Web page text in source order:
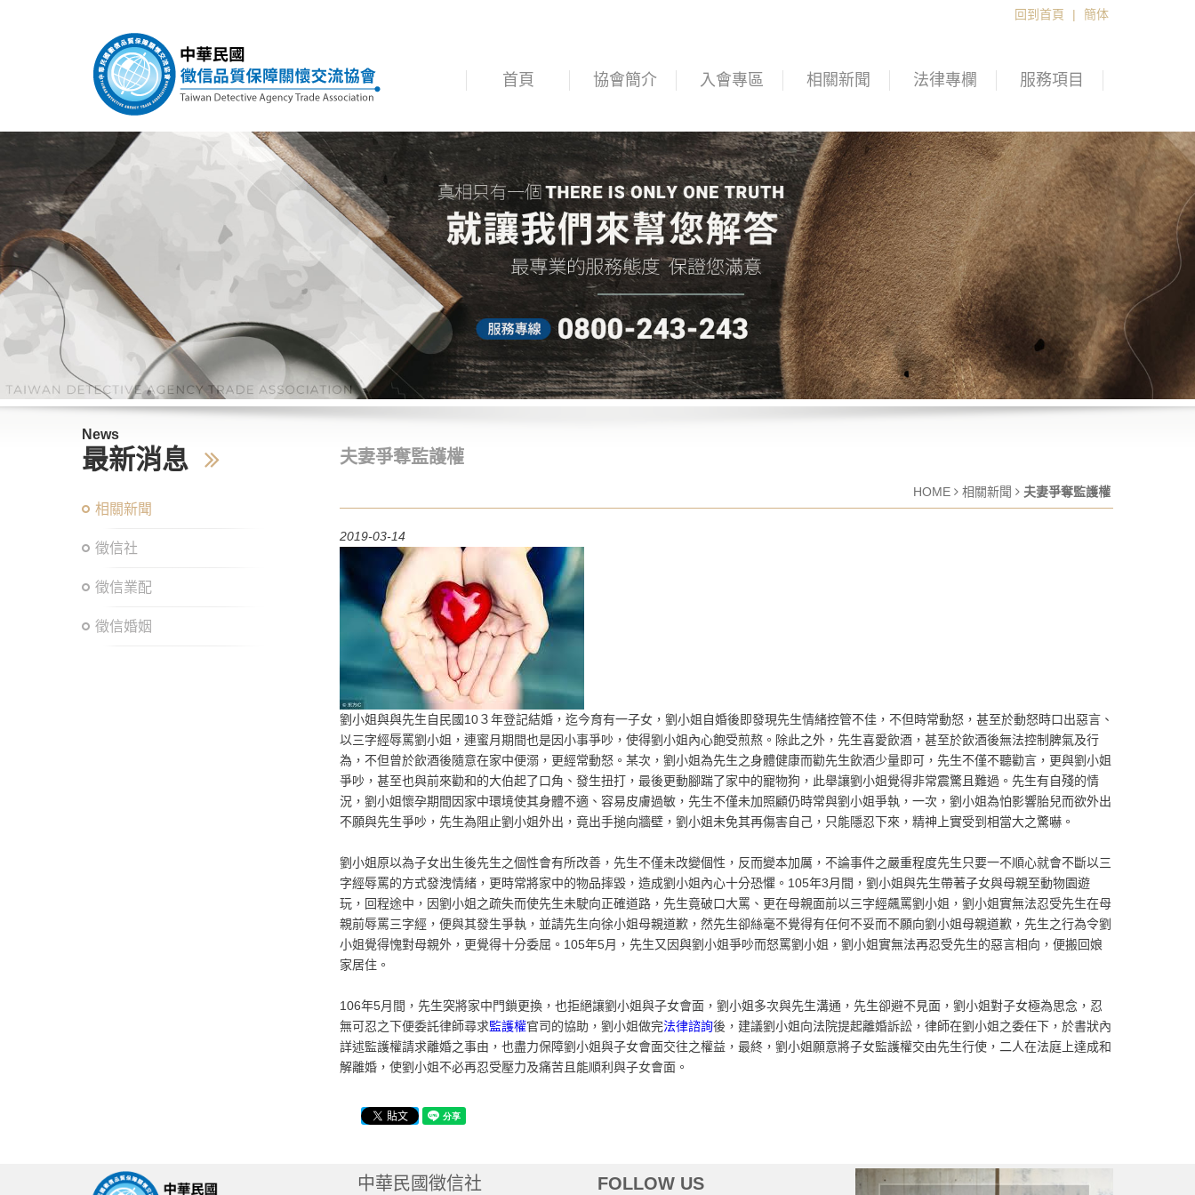
回到首頁 | 簡体
首頁 協會簡介 入會專區 相關新聞 法律專欄 服務項目
News
最新消息
相關新聞
徵信社
徵信業配
徵信婚姻
夫妻爭奪監護權
HOME 相關新聞 夫妻爭奪監護權
2019-03-14
劉小姐與與先生自民國10３年登記結婚，迄今育有一子女，劉小姐自婚後即發現先生情緒控管不佳，不但時常動怒，甚至於動怒時口出惡言、
以三字經辱罵劉小姐，連蜜月期間也是因小事爭吵，使得劉小姐內心飽受煎熬。除此之外，先生喜愛飲酒，甚至於飲酒後無法控制脾氣及行
為，不但曾於飲酒後隨意在家中便溺，更經常動怒。某次，劉小姐為先生之身體健康而勸先生飲酒少量即可，先生不僅不聽勸言，更與劉小姐
爭吵，甚至也與前來勸和的大伯起了口角、發生扭打，最後更動腳踹了家中的寵物狗，此舉讓劉小姐覺得非常震驚且難過。先生有自殘的情
況，劉小姐懷孕期間因家中環境使其身體不適、容易皮膚過敏，先生不僅未加照顧仍時常與劉小姐爭執，一次，劉小姐為怕影響胎兒而欲外出
不願與先生爭吵，先生為阻止劉小姐外出，竟出手搥向牆壁，劉小姐未免其再傷害自己，只能隱忍下來，精神上實受到相當大之驚嚇。
劉小姐原以為子女出生後先生之個性會有所改善，先生不僅未改變個性，反而變本加厲，不論事件之嚴重程度先生只要一不順心就會不斷以三
字經辱罵的方式發洩情緒，更時常將家中的物品摔毀，造成劉小姐內心十分恐懼。105年3月間，劉小姐與先生帶著子女與母親至動物園遊
玩，回程途中，因劉小姐之疏失而使先生未駛向正確道路，先生竟破口大罵、更在母親面前以三字經飆罵劉小姐，劉小姐實無法忍受先生在母
親前辱罵三字經，便與其發生爭執，並請先生向徐小姐母親道歉，然先生卻絲毫不覺得有任何不妥而不願向劉小姐母親道歉，先生之行為令劉
小姐覺得愧對母親外，更覺得十分委屈。105年5月，先生又因與劉小姐爭吵而怒罵劉小姐，劉小姐實無法再忍受先生的惡言相向，便搬回娘
家居住。
106年5月間，先生突將家中門鎖更換，也拒絕讓劉小姐與子女會面，劉小姐多次與先生溝通，先生卻避不見面，劉小姐對子女極為思念，忍
無可忍之下便委託律師尋求監護權官司的協助，劉小姐做完法律諮詢後，建議劉小姐向法院提起離婚訴訟，律師在劉小姐之委任下，於書狀內
詳述監護權請求離婚之事由，也盡力保障劉小姐與子女會面交往之權益，最終，劉小姐願意將子女監護權交由先生行使，二人在法庭上達成和
解離婚，使劉小姐不必再忍受壓力及痛苦且能順利與子女會面。
中華民國徵信社 FOLLOW US